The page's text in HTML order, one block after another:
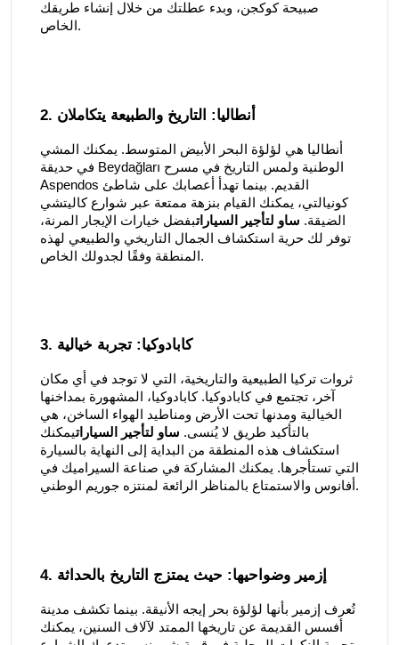
صبيحة كوكجن، وبدء عطلتك من خلال إنشاء طريقك
الخاص.
2. أنطاليا: التاريخ والطبيعة يتكاملان
أنطاليا هي لؤلؤة البحر الأبيض المتوسط. يمكنك المشي
في حديقة Beydağları الوطنية ولمس التاريخ في مسرح
Aspendos القديم. بينما تهدأ أعصابك على شاطئ
كونيالتي، يمكنك القيام بنزهة ممتعة عبر شوارع كاليتشي
الضيقة. ساو لتأجير السياراتبفضل خيارات الإيجار المرنة،
توفر لك حرية استكشاف الجمال التاريخي والطبيعي لهذه
المنطقة وفقًا لجدولك الخاص.
3. كابادوكيا: تجربة خيالية
ثروات تركيا الطبيعية والتاريخية، التي لا توجد في أي مكان
آخر، تجتمع في كابادوكيا. كابادوكيا، المشهورة بمداخنها
الخيالية ومدنها تحت الأرض ومناطيد الهواء الساخن، هي
بالتأكيد طريق لا يُنسى. ساو لتأجير السياراتيمكنك
استكشاف هذه المنطقة من البداية إلى النهاية بالسيارة
التي تستأجرها. يمكنك المشاركة في صناعة السيراميك في
أفانوس والاستمتاع بالمناظر الرائعة لمنتزه جوريم الوطني.
4. إزمير وضواحيها: حيث يمتزج التاريخ بالحداثة
تُعرف إزمير بأنها لؤلؤة بحر إيجه الأنيقة. بينما تكشف مدينة
أفسس القديمة عن تاريخها الممتد لآلاف السنين، يمكنك